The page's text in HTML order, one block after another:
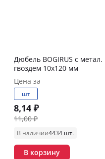
Дюбель BOGIRUS с метал.
гвоздем 10х120 мм
Цена за
шт
8,14 ₽
11,00 ₽
В наличии4434 шт.
В корзину